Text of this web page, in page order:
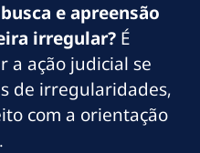
e apreensão
irregular? É
a ação judicial se
de irregularidades,
com a orientação